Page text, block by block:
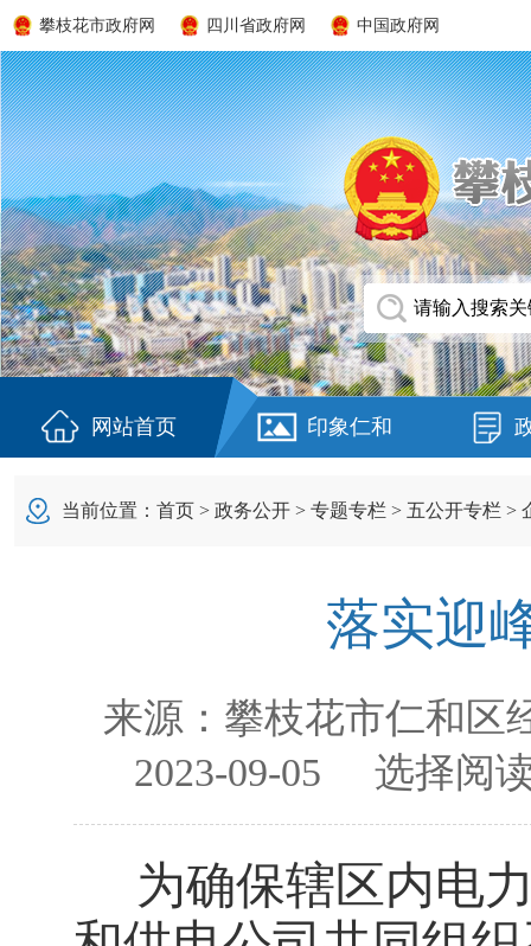
攀枝花市政府网 四川省政府网 中国政府网
网站首页 印象仁和
当前位置： 首页 > 政务公开 > 专题专栏 > 五公开专栏 >
落实迎
来源： 攀枝花市仁和区
2023-09-05 选择阅
为确保辖区内电